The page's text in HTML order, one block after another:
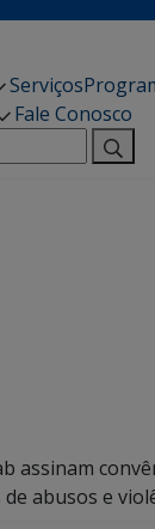
Serviços
Fale Conosco
assinam
abusos e